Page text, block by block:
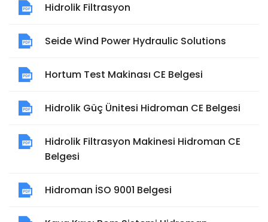
Hidrolik Filtrasyon
Seide Wind Power Hydraulic Solutions
Hortum Test Makinası CE Belgesi
Hidrolik Güç Ünitesi Hidroman CE Belgesi
Hidrolik Filtrasyon Makinesi Hidroman CE
Belgesi
Hidroman İSO 9001 Belgesi